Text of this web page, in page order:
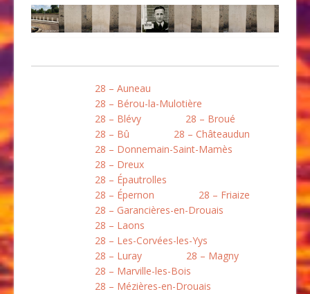
28 – Auneau
28 – Bérou-la-Mulotière
28 – Blévy
28 – Broué
28 – Bû
28 – Châteaudun
28 – Donnemain-Saint-Mamès
28 – Dreux
28 – Épautrolles
28 – Épernon
28 – Friaize
28 – Garancières-en-Drouais
28 – Laons
28 – Les-Corvées-les-Yys
28 – Luray
28 – Magny
28 – Marville-les-Bois
28 – Mézières-en-Drouais